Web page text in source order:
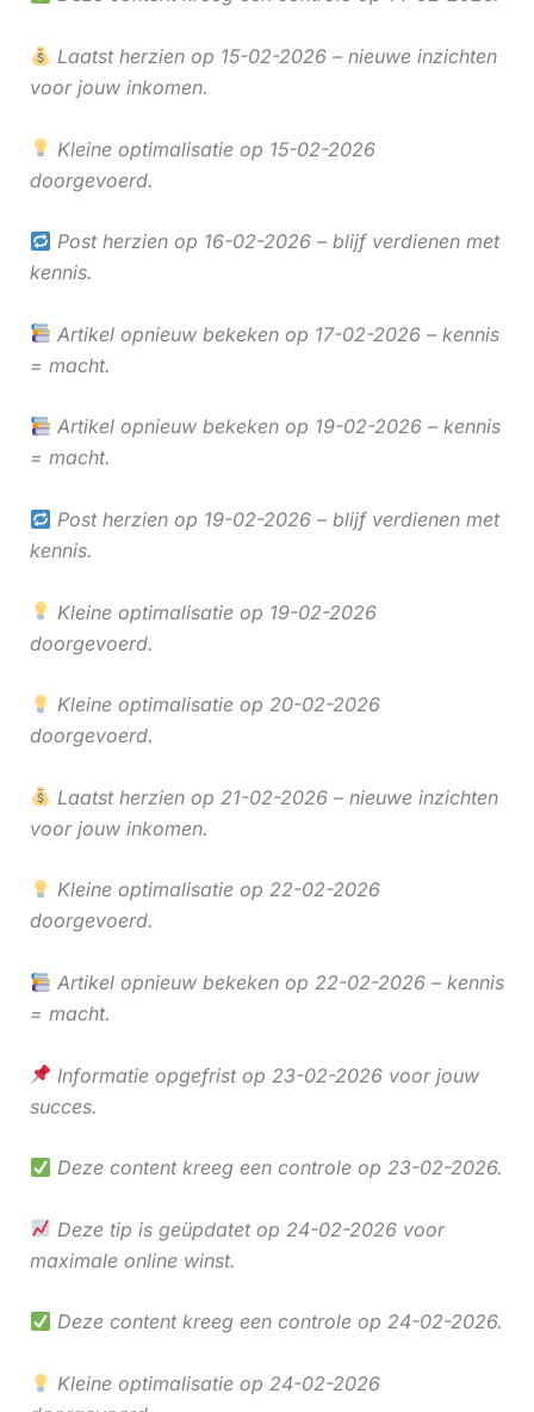
Laatst herzien op 15-02-2026 – nieuwe inzichten
voor jouw inkomen.
Kleine optimalisatie op 15-02-2026
doorgevoerd.
Post herzien op 16-02-2026 – blijf verdienen met
kennis.
Artikel opnieuw bekeken op 17-02-2026 – kennis
= macht.
Artikel opnieuw bekeken op 19-02-2026 – kennis
= macht.
Post herzien op 19-02-2026 – blijf verdienen met
kennis.
Kleine optimalisatie op 19-02-2026
doorgevoerd.
Kleine optimalisatie op 20-02-2026
doorgevoerd.
Laatst herzien op 21-02-2026 – nieuwe inzichten
voor jouw inkomen.
Kleine optimalisatie op 22-02-2026
doorgevoerd.
Artikel opnieuw bekeken op 22-02-2026 – kennis
= macht.
Informatie opgefrist op 23-02-2026 voor jouw
succes.
Deze content kreeg een controle op 23-02-2026.
Deze tip is geüpdatet op 24-02-2026 voor
maximale online winst.
Deze content kreeg een controle op 24-02-2026.
Kleine optimalisatie op 24-02-2026